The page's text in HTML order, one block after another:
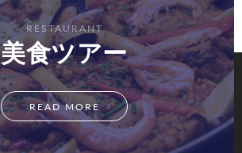
RESTAURANT
美食ツアー
READ MORE